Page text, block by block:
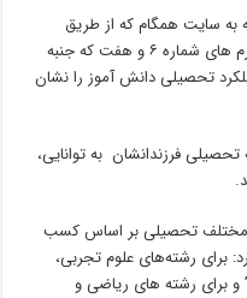
به سایت همگام که از طریق
مدرسه به آن‌ها اطلاع رسانی شده است، فرم های‌ شماره ۶ و هفت که جنبه
تحصیلی دانش آموز را نشان
فرزندانشان به توانایی،
مختلف تحصیلی بر اساس کسب
برای رشته‌های علوم تجربی،
و برای رشته های ریاضی و